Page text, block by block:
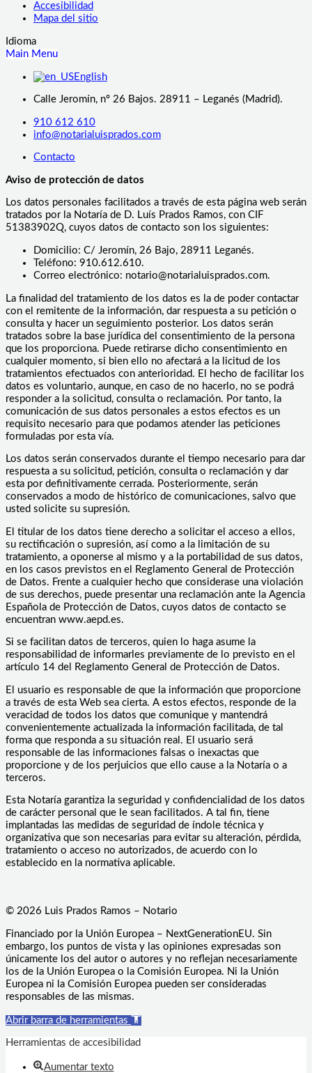
Accesibilidad
Mapa del sitio
Idioma
Main Menu
English
Calle Jeromín, nº 26 Bajos. 28911 – Leganés (Madrid).
910 612 610
info@notarialuisprados.com
Contacto
Aviso de protección de datos
Los datos personales facilitados a través de esta página web serán
tratados por la Notaría de D. Luís Prados Ramos, con CIF
51383902Q, cuyos datos de contacto son los siguientes:
Domicilio: C/ Jeromín, 26 Bajo, 28911 Leganés.
Teléfono: 910.612.610.
Correo electrónico: notario@notarialuisprados.com.
La finalidad del tratamiento de los datos es la de poder contactar
con el remitente de la información, dar respuesta a su petición o
consulta y hacer un seguimiento posterior. Los datos serán
tratados sobre la base jurídica del consentimiento de la persona
que los proporciona. Puede retirarse dicho consentimiento en
cualquier momento, si bien ello no afectará a la licitud de los
tratamientos efectuados con anterioridad. El hecho de facilitar los
datos es voluntario, aunque, en caso de no hacerlo, no se podrá
responder a la solicitud, consulta o reclamación. Por tanto, la
comunicación de sus datos personales a estos efectos es un
requisito necesario para que podamos atender las peticiones
formuladas por esta vía.
Los datos serán conservados durante el tiempo necesario para dar
respuesta a su solicitud, petición, consulta o reclamación y dar
esta por definitivamente cerrada. Posteriormente, serán
conservados a modo de histórico de comunicaciones, salvo que
usted solicite su supresión.
El titular de los datos tiene derecho a solicitar el acceso a ellos,
su rectificación o supresión, así como a la limitación de su
tratamiento, a oponerse al mismo y a la portabilidad de sus datos,
en los casos previstos en el Reglamento General de Protección
de Datos. Frente a cualquier hecho que considerase una violación
de sus derechos, puede presentar una reclamación ante la Agencia
Española de Protección de Datos, cuyos datos de contacto se
encuentran www.aepd.es.
Si se facilitan datos de terceros, quien lo haga asume la
responsabilidad de informarles previamente de lo previsto en el
artículo 14 del Reglamento General de Protección de Datos.
El usuario es responsable de que la información que proporcione
a través de esta Web sea cierta. A estos efectos, responde de la
veracidad de todos los datos que comunique y mantendrá
convenientemente actualizada la información facilitada, de tal
forma que responda a su situación real. El usuario será
responsable de las informaciones falsas o inexactas que
proporcione y de los perjuicios que ello cause a la Notaría o a
terceros.
Esta Notaría garantiza la seguridad y confidencialidad de los datos
de carácter personal que le sean facilitados. A tal fin, tiene
implantadas las medidas de seguridad de índole técnica y
organizativa que son necesarias para evitar su alteración, pérdida,
tratamiento o acceso no autorizados, de acuerdo con lo
establecido en la normativa aplicable.
© 2026 Luis Prados Ramos – Notario
Financiado por la Unión Europea – NextGenerationEU. Sin
embargo, los puntos de vista y las opiniones expresadas son
únicamente los del autor o autores y no reflejan necesariamente
los de la Unión Europea o la Comisión Europea. Ni la Unión
Europea ni la Comisión Europea pueden ser consideradas
responsables de las mismas.
Abrir barra de herramientas
Herramientas de accesibilidad
Aumentar texto